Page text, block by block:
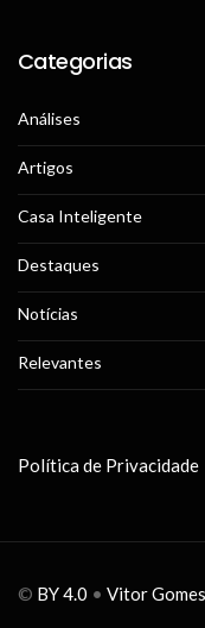
Categorias
Análises
Artigos
Casa Inteligente
Destaques
Notícias
Relevantes
Política de Privacidade
© BY 4.0 • Vitor Gomes